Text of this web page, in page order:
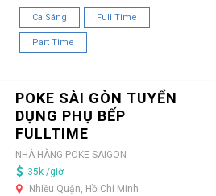
Ca Sáng Full Time
Part Time
POKE SÀI GÒN TUYỂN
DỤNG PHỤ BẾP
FULLTIME
NHÀ HÀNG POKE SAIGON
35k /giờ
Nhiều Quận, Hồ Chí Minh